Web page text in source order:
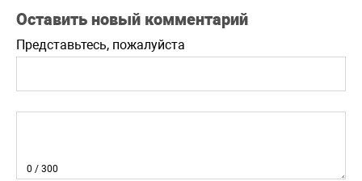
Оставить новый комментарий
Представьтесь, пожалуйста
0 / 300